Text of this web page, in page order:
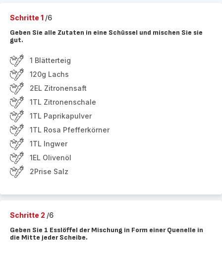
Schritte 1 /6
Geben Sie alle Zutaten in eine Schüssel und mischen Sie sie
gut.
1 Blätterteig
120g Lachs
2EL Zitronensaft
1TL Zitronenschale
1TL Paprikapulver
1TL Rosa Pfefferkörner
1TL Ingwer
1EL Olivenöl
2Prise Salz
Schritte 2 /6
Geben Sie 1 Esslöffel der Mischung in Form einer Quenelle in
die Mitte jeder Scheibe.